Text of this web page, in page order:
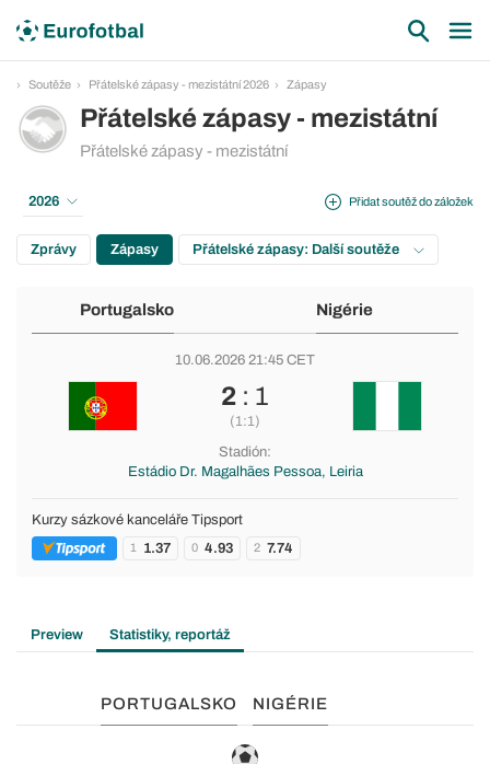
Soutěže Přátelské zápasy - mezistátní 2026 Zápasy
Přátelské zápasy - mezistátní
Přátelské zápasy - mezistátní
Přidat soutěž do záložek
2026
Zprávy Zápasy Přátelské zápasy: Další soutěže
Portugalsko Nigérie
10.06.2026 21:45 CET
2: 1
(1:1)
Stadión:
Estádio Dr. Magalhães Pessoa, Leiria
Kurzy sázkové kanceláře Tipsport
1 1.37 0 4.93 2 7.74
Preview Statistiky, reportáž
PORTUGALSKO NIGÉRIE